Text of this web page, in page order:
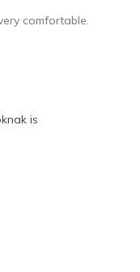
comfortable.
is